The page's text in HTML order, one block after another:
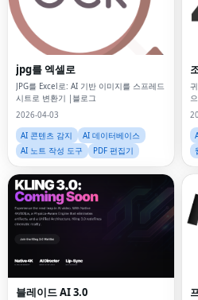
jpg를 엑셀로
JPG를 Excel로: AI 기반 이미지를 스프레드
시트로 변환기 |블로그
2026-04-03
AI 콘텐츠 감지
AI 데이터베이스
AI 노트 작성 도구
PDF 편집기
블레이드 AI 3.0